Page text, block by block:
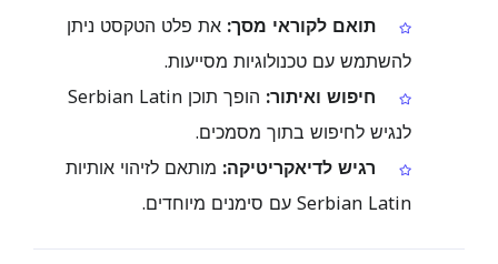
תואם לקוראי מסך:את פלט הטקסט ניתן
להשתמש עם טכנולוגיות מסייעות.
חיפוש ואיתור:
הופך תוכן Serbian Latin
לנגיש לחיפוש בתוך מסמכים.
רגיש לדיאקריטיקה: מותאם לזיהוי אותיות
Serbian Latin עם סימנים מיוחדים.